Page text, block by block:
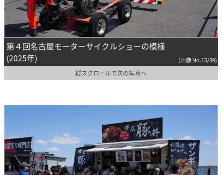
第４回名古屋モーターサイクルショーの模様
(2025年)
(画像 No.15/39)
縦スクロールで次の写真へ